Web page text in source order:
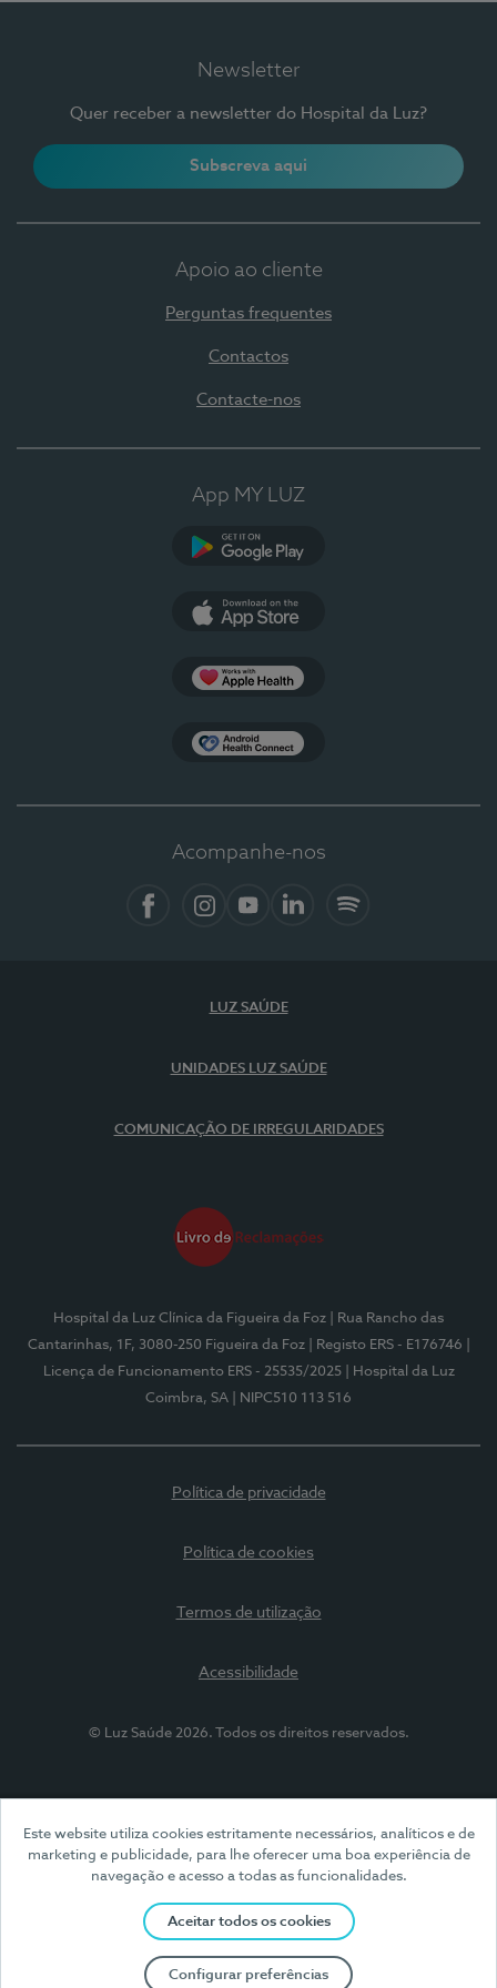
Este website utiliza cookies estritamente necessários, analíticos e de
marketing e publicidade, para lhe oferecer uma boa experiência de
navegação e acesso a todas as funcionalidades.
Aceitar todos os cookies
Configurar preferências
Newsletter
Quer receber a newsletter do Hospital da Luz?
Subscreva aqui
Apoio ao cliente
Perguntas frequentes
Contactos
Contacte-nos
App MY LUZ
Acompanhe-nos
LUZ SAÚDE
UNIDADES LUZ SAÚDE
COMUNICAÇÃO DE IRREGULARIDADES
Hospital da Luz Clínica da Figueira da Foz
| Rua Rancho das
Cantarinhas, 1F, 3080-250 Figueira da Foz
| Registo ERS - E176746
Licença de Funcionamento ERS - 25535/2025
| Hospital da Luz
Coimbra, SA
| NIPC510 113 516
Política de privacidade
Política de cookies
Termos de utilização
Acessibilidade
© Luz Saúde 2026. Todos os direitos reservados.